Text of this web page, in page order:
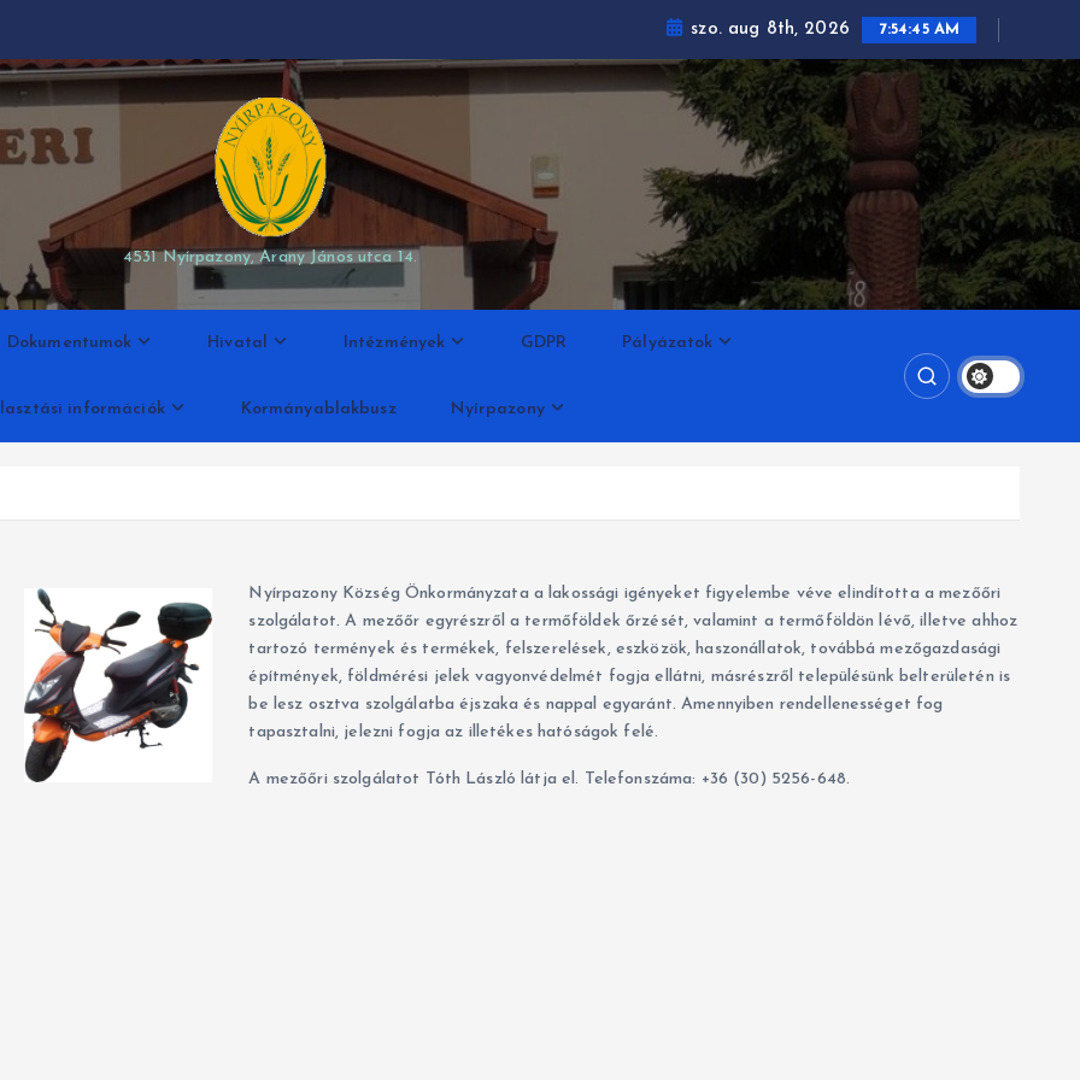
szo. aug 8th, 2026 7:54:45 AM
4531 Nyírpazony, Arany János utca 14.
Dokumentumok Hivatal Intézmények GDPR Pályázatok
információk Kormányablakbusz Nyírpazony
Nyírpazony Község Önkormányzata a lakossági igényeket figyelembe véve elindította a mezőőri
szolgálatot. A mezőőr egyrészről a termőföldek őrzését, valamint a termőföldön lévő, illetve ahhoz
tartozó termények és termékek, felszerelések, eszközök, haszonállatok, továbbá mezőgazdasági
építmények, földmérési jelek vagyonvédelmét fogja ellátni, másrészről településünk belterületén is
be lesz osztva szolgálatba éjszaka és nappal egyaránt. Amennyiben rendellenességet fog
tapasztalni, jelezni fogja az illetékes hatóságok felé.
A mezőőri szolgálatot Tóth László látja el. Telefonszáma: +36 (30) 5256-648.